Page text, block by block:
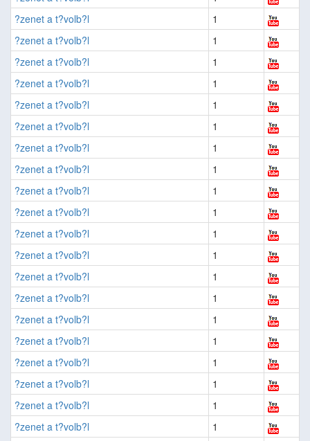
?zenet a t?volb?l
1
?zenet a t?volb?l
1
?zenet a t?volb?l
1
?zenet a t?volb?l
1
?zenet a t?volb?l
1
?zenet a t?volb?l
1
?zenet a t?volb?l
1
?zenet a t?volb?l
1
?zenet a t?volb?l
1
?zenet a t?volb?l
1
?zenet a t?volb?l
1
?zenet a t?volb?l
1
?zenet a t?volb?l
1
?zenet a t?volb?l
1
?zenet a t?volb?l
1
?zenet a t?volb?l
1
?zenet a t?volb?l
1
?zenet a t?volb?l
1
?zenet a t?volb?l
1
?zenet a t?volb?l
1